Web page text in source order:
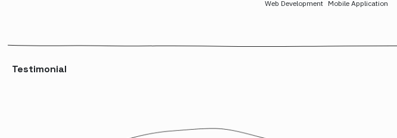
Mobile Application
Web Development
Testimonial